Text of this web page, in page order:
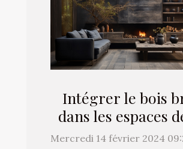
Intégrer le bois
dans les espaces
modernes :
Mercredi 14 février 2024